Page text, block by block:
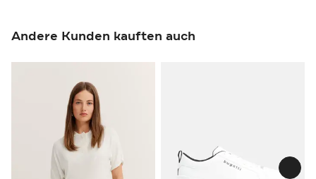
Andere Kunden kauften auch